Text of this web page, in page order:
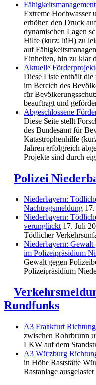
Extreme Hochwasser
erhöhen den Druck
dynamischen Lagen
Hilfe (kurz: lüH) zu
auf
Einheiten, hin zu klar
Aktuelle
Diese Liste enthält die
im Bereich des
für
beauftragt und
Abgeschlos­sene
Diese Seite stellt
des Bundesamt für
Katastrophenhilfe
Jahren erfolgreich
Projekte sind durch
Polizei
Niederbayern:
Nachtragsmeldung
Niederbayern:
verunglückt 17. Juli
Tödlicher
Niederbayern: Gewalt
im Polizeipräsidium
Gewalt gegen
Polizeipräsidium
Rundfunks
A3 Frankfurt
zwischen Rohrbrunn
LKW auf dem
A3 Würzburg
in Höhe Raststätte
Rastanlage